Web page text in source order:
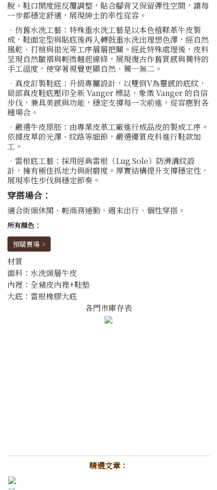
脫。鞋口開度經反覆調整，貼合腳背又保留彈性空間，讓每
一步都穩定舒適，展現紳士的率性從容。
．仿舊水洗工藝：特殊重水洗工藝是以本色植鞣革牛皮製
成，鞋面定型與貼底後再入轉鼓重水洗出理想色澤，經自然
風乾、打楦與拋光等工序層層把關。經此特殊處理後，皮料
呈現自然皺褶與輕微翹起線條，展現復古作舊質感與獨特的
手工溫度，使穿著視覺更顯自然、獨一無二。
．真皮訂製鞋底：升級專屬設計，以雙倒V為靈感的底紋，
局部真皮鞋底壓印全新 Vanger 標誌，象徵 Vanger 的自信
步伐，兼具美感與功能，穩定支撐每一次前進，從容應對各
種場合。
．嚴選牛皮原胚：由專業皮革工廠進行成品皮的製成工序。
依據皮草的光澤、紋路等細節，嚴選優質皮料進行鞋款加
工。
．雷根底工藝：採用經典雷根（Lug Sole）防滑溝紋設
計，擁有極佳抓地力與耐磨度。厚實結構提升支撐穩定性，
展現率性步伐與穩定節奏。
穿搭場合：
適合街頭休閒、輕商務通勤、週末出行、個性穿搭。
所有顏色：
預購賣場 >
材質
面料：水洗頭層牛皮
內裡：全豬皮內裡+鞋墊
大底：雷根橡膠大底
各門市庫存表
精選文章：